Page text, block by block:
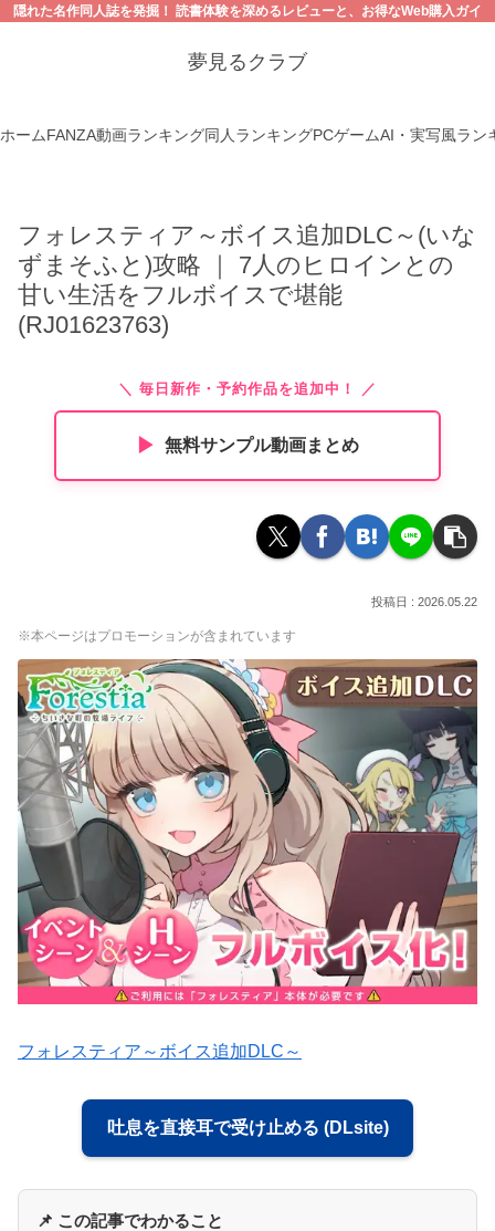
隠れた名作同人誌を発掘！ 読書体験を深めるレビューと、お得なWeb購入ガイ
夢見るクラブ
ホームFANZA動画ランキング同人ランキングPCゲームAI・実写風ラン
フォレスティア～ボイス追加DLC～(いな
ずまそふと)攻略 ｜ 7人のヒロインとの
甘い生活をフルボイスで堪能
(RJ01623763)
＼ 毎日新作・予約作品を追加中！ ／
▶︎ 無料サンプル動画まとめ
2026.05.22
※本ページはプロモーションが含まれています
フォレスティア～ボイス追加DLC～
吐息を直接耳で受け止める (DLsite)
📌 この記事でわかること